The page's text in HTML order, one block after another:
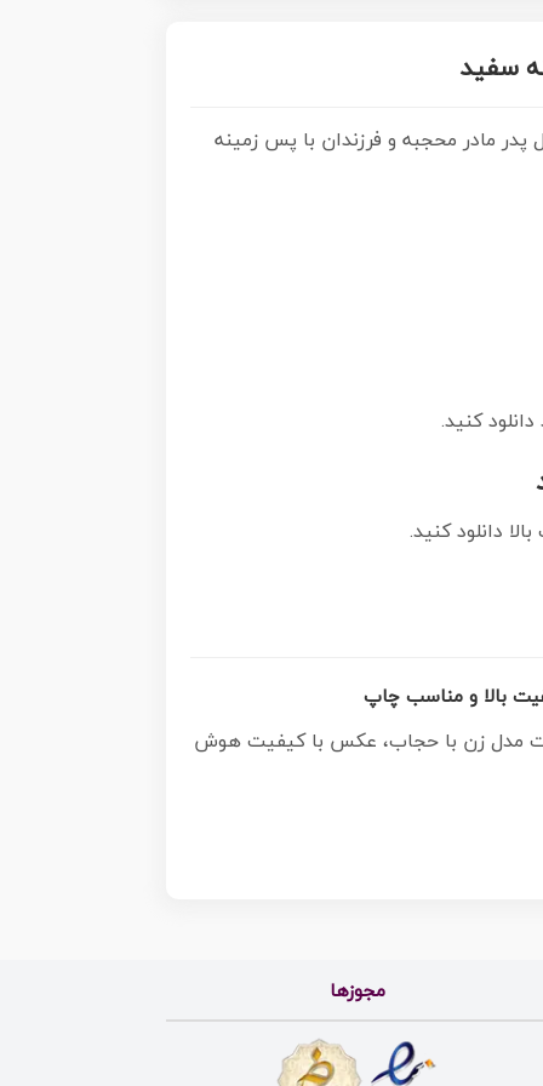
سفید
مادر محجبه و فرزندان با پس زمینه
کنید.
دانلود کنید.
بالا و مناسب چاپ
مدل زن با حجاب، عکس با کیفیت هوش
مجوزها